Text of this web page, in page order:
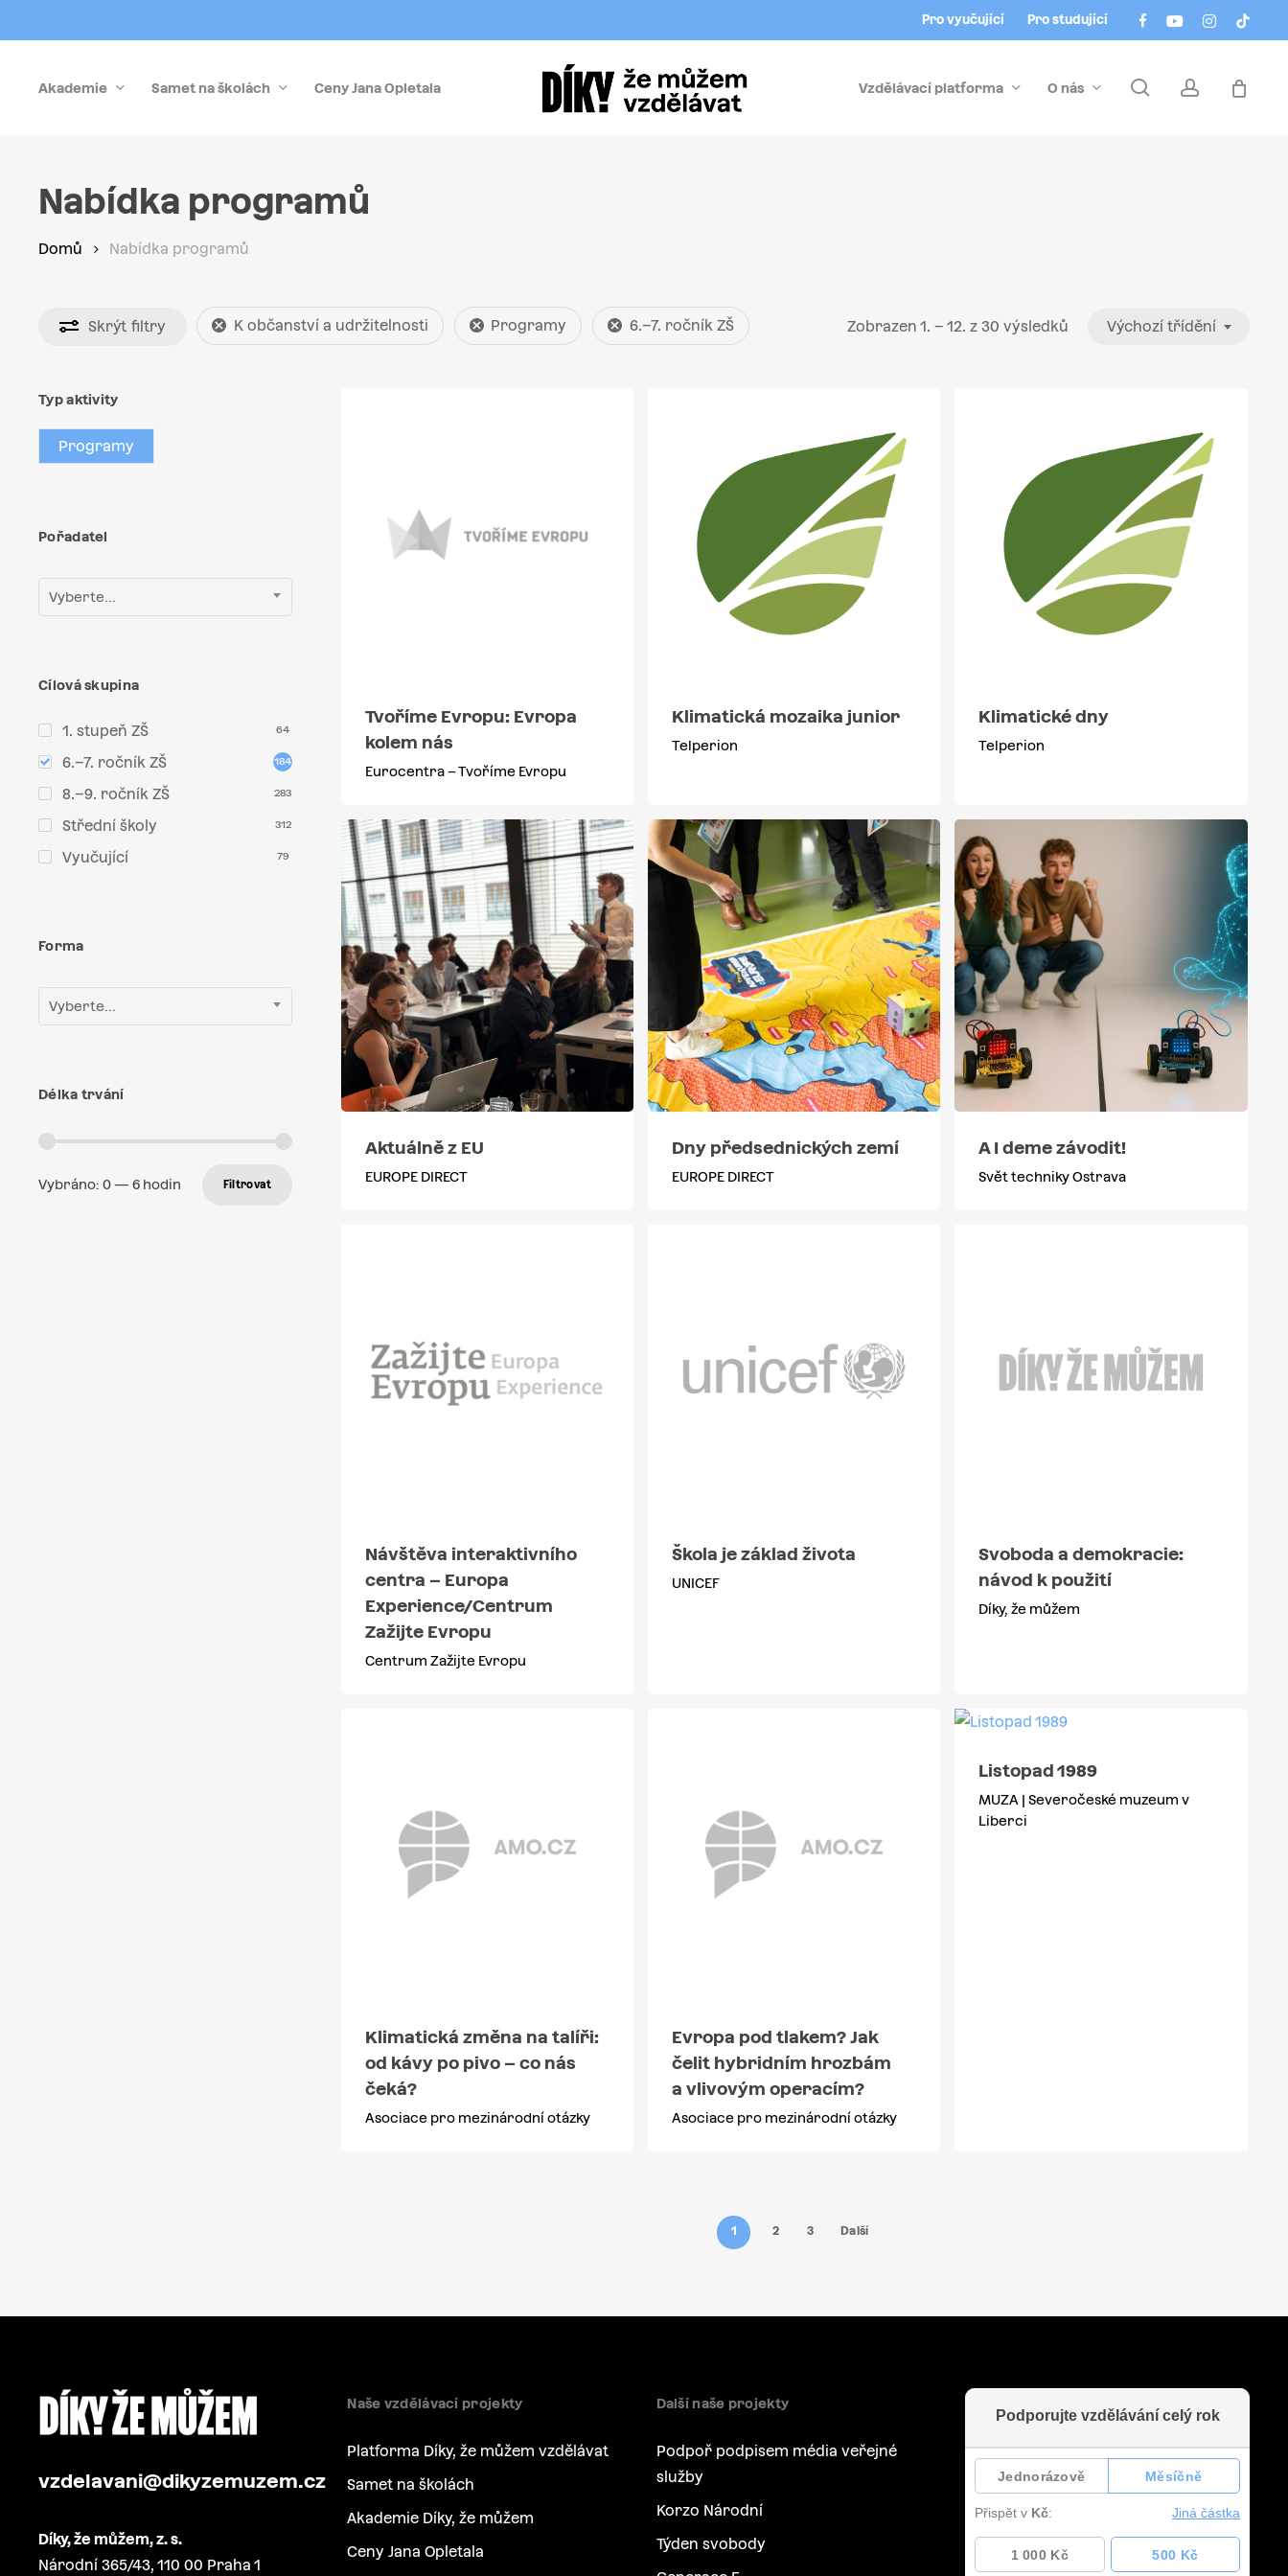
to
content
facebookyoutubeinstagram
tiktok
Pro vyučující Pro studující
Akademie Samet na školách Ceny Jana Opletala Vzdělávací platforma O nás searchaccount
Nabídka programů
Domů Nabídka programů
Skrýt filtry K občanství a udržitelnosti Programy 6.–7. ročník ZŠ Zobrazen 1. – 12. z 30 výsledků Výchozí třídění
Typ aktivity
Programy
Pořadatel
Vyberte...
Cílová skupina
1. stupeň ZŠ 64
6.–7. ročník ZŠ 184
8.–9. ročník ZŠ 283
Střední školy 312
Vyučující 79
Forma
Vyberte...
Délka trvání
Vybráno: 0— 6 hodin Filtrovat
Tvoříme Evropu: Evropa
kolem nás
Eurocentra – Tvoříme Evropu
Klimatická mozaika junior
Telperion
Klimatické dny
Telperion
Aktuálně z EU
EUROPE DIRECT
Dny předsednických zemí
EUROPE DIRECT
A I deme závodit!
Svět techniky Ostrava
Návštěva interaktivního
centra – Europa
Experience/Centrum
Zažijte Evropu
Centrum Zažijte Evropu
Škola je základ života
UNICEF
Svoboda a demokracie:
návod k použití
Díky, že můžem
Klimatická změna na talíři:
od kávy po pivo – co nás
čeká?
Asociace pro mezinárodní otázky
Evropa pod tlakem? Jak
čelit hybridním hrozbám
a vlivovým operacím?
Asociace pro mezinárodní otázky
Listopad 1989
MUZA | Severočeské muzeum v
Liberci
1 2 3 Další
vzdelavani@dikyzemuzem.cz
Díky, že můžem, z. s.
Národní 365/43, 110 00 Praha 1
Naše vzdělávací projekty
Platforma Díky, že můžem vzdělávat
Samet na školách
Akademie Díky, že můžem
Ceny Jana Opletala
Další naše projekty
Podpoř podpisem média veřejné
služby
Korzo Národní
Týden svobody
Menu